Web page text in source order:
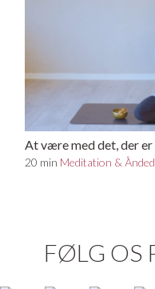
At være med det, der er
20 min Meditation &
FØLG OS